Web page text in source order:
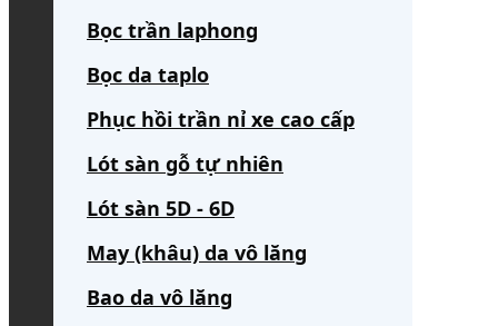
Bọc trần laphong
Bọc da taplo
Phục hồi trần nỉ xe cao cấp
Lót sàn gỗ tự nhiên
Lót sàn 5D - 6D
May (khâu) da vô lăng
Bao da vô lăng